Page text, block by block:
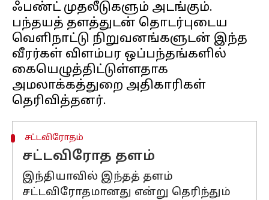
ஃபண்ட் முதலீடுகளும் அடங்கும்.
பந்தயத் தளத்துடன் தொடர்புடைய
வெளிநாட்டு நிறுவனங்களுடன் இந்த
வீரர்கள் விளம்பர ஒப்பந்தங்களில்
கையெழுத்திட்டுள்ளதாக
அமலாக்கத்துறை அதிகாரிகள்
சட்டவிரோதம்
சட்டவிரோத தளம்
இந்தியாவில் இந்தத் தளம்
சட்டவிரோதமானது என்று தெரிந்தும்